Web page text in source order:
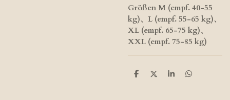
Größen ​M (empf. 40-55
kg)、L (empf. 55-65 kg)、
XL (empf. 65-75 kg)、
XXL (empf. 75-85 kg)
T
T
T
T